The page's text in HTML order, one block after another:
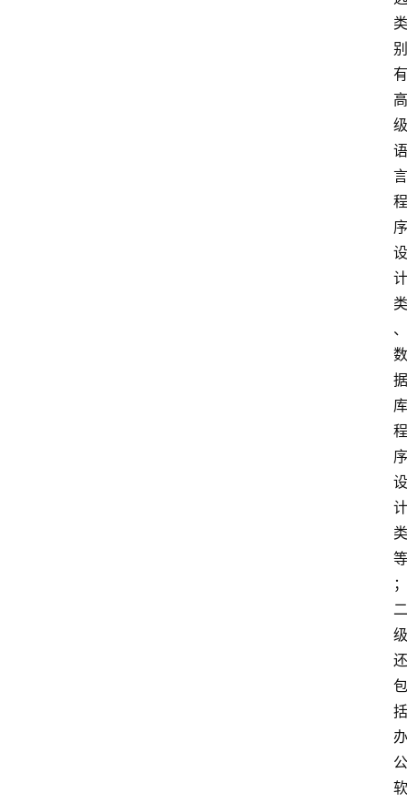
类
别
有
高
级
语
言
程
序
设
计
类
、
数
据
库
程
序
设
计
类
等
；
二
级
还
包
括
办
公
软